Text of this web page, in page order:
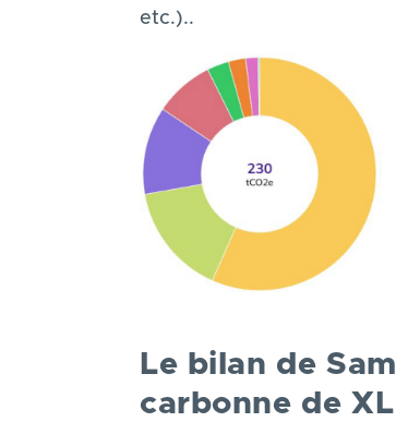
etc.)..
Le bilan de
carbonne de